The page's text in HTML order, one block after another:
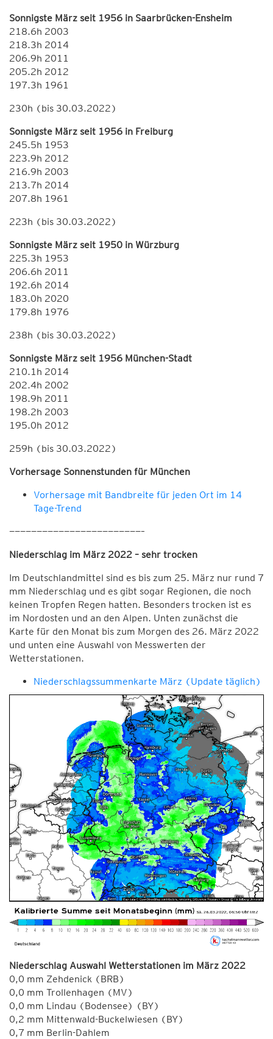
Sonnigste März seit 1956 in Saarbrücken-Ensheim
218.6h 2003
218.3h 2014
206.9h 2011
205.2h 2012
197.3h 1961
230h (bis 30.03.2022)
Sonnigste März seit 1956 in Freiburg
245.5h 1953
223.9h 2012
216.9h 2003
213.7h 2014
207.8h 1961
223h (bis 30.03.2022)
Sonnigste März seit 1950 in Würzburg
225.3h 1953
206.6h 2011
192.6h 2014
183.0h 2020
179.8h 1976
238h (bis 30.03.2022)
Sonnigste März seit 1956 München-Stadt
210.1h 2014
202.4h 2002
198.9h 2011
198.2h 2003
195.0h 2012
259h (bis 30.03.2022)
Vorhersage Sonnenstunden für München
Vorhersage mit Bandbreite für jeden Ort im 14
Tage-Trend
————————————————————————–
Niederschlag im März 2022 – sehr trocken
Im Deutschlandmittel sind es bis zum 25. März nur rund 7
mm Niederschlag und es gibt sogar Regionen, die noch
keinen Tropfen Regen hatten. Besonders trocken ist es
im Nordosten und an den Alpen. Unten zunächst die
Karte für den Monat bis zum Morgen des 26. März 2022
und unten eine Auswahl von Messwerten der
Wetterstationen.
Niederschlagssummenkarte März (Update täglich)
Niederschlag Auswahl Wetterstationen im März 2022
0,0 mm Zehdenick (BRB)
0,0 mm Trollenhagen (MV)
0,0 mm Lindau (Bodensee) (BY)
0,2 mm Mittenwald-Buckelwiesen (BY)
0,7 mm Berlin-Dahlem